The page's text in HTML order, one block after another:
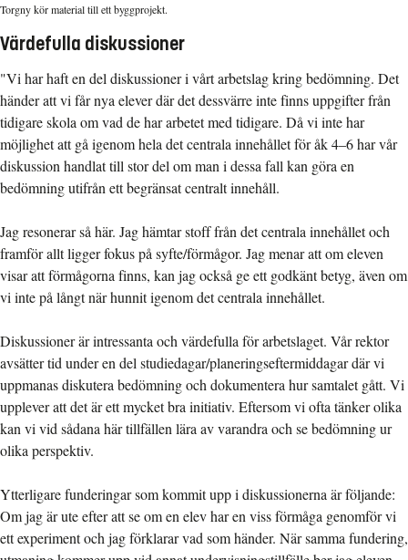
Torgny kör material till ett byggprojekt.
Värdefulla diskussioner
"Vi har haft en del diskussioner i vårt arbetslag kring bedömning. Det
händer att vi får nya elever där det dessvärre inte finns uppgifter från
tidigare skola om vad de har arbetet med tidigare. Då vi inte har
möjlighet att gå igenom hela det centrala innehållet för åk 4–6 har vår
diskussion handlat till stor del om man i dessa fall kan göra en
bedömning utifrån ett begränsat centralt innehåll.
Jag resonerar så här. Jag hämtar stoff från det centrala innehållet och
framför allt ligger fokus på syfte/förmågor. Jag menar att om eleven
visar att förmågorna finns, kan jag också ge ett godkänt betyg, även om
vi inte på långt när hunnit igenom det centrala innehållet.
Diskussioner är intressanta och värdefulla för arbetslaget. Vår rektor
avsätter tid under en del studiedagar/planeringseftermiddagar där vi
uppmanas diskutera bedömning och dokumentera hur samtalet gått. Vi
upplever att det är ett mycket bra initiativ. Eftersom vi ofta tänker olika
kan vi vid sådana här tillfällen lära av varandra och se bedömning ur
olika perspektiv.
Ytterligare funderingar som kommit upp i diskussionerna är följande:
Om jag är ute efter att se om en elev har en viss förmåga genomför vi
ett experiment och jag förklarar vad som händer. När samma fundering,